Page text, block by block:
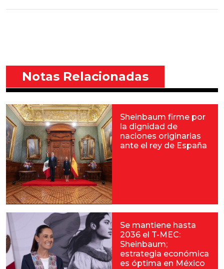
Notas Relacionadas
Sheinbaum firme por
la dignidad de
naciones originarias
ante el rey de España
Se mantiene hasta
2036 el T-MEC:
Sheinbaum;
estrategia económica
es óptima en México